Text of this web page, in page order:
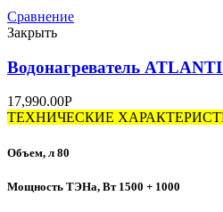
Сравнение
Закрыть
Водонагреватель
17,990.00Р
ТЕХНИЧЕСКИЕ
Объем, л 80
Мощность ТЭНа, Вт 1500 + 1000